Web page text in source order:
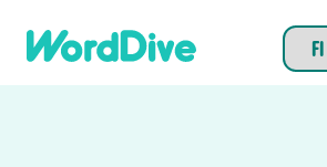
content